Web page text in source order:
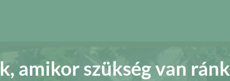
amikor szükség van ránk